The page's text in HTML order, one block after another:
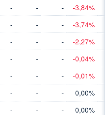
- - -
-3,84%
- - -
-3,74%
- - -
-2,27%
- - -
-0,04%
- - -
-0,01%
- - -
0,00%
- - -
0,00%